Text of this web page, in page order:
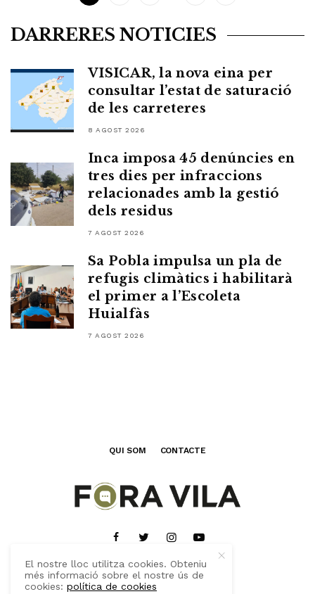
DARRERES NOTICIES
VISICAR, la nova eina per
consultar l’estat de saturació
de les carreteres
8 AGOST 2026
Inca imposa 45 denúncies en
tres dies per infraccions
relacionades amb la gestió
dels residus
7 AGOST 2026
Sa Pobla impulsa un pla de
refugis climàtics i habilitarà
el primer a l’Escoleta
Huialfàs
7 AGOST 2026
QUI SOM CONTACTE
El nostre lloc utilitza cookies. Obteniu
més informació sobre el nostre ús de
cookies:política de cookies